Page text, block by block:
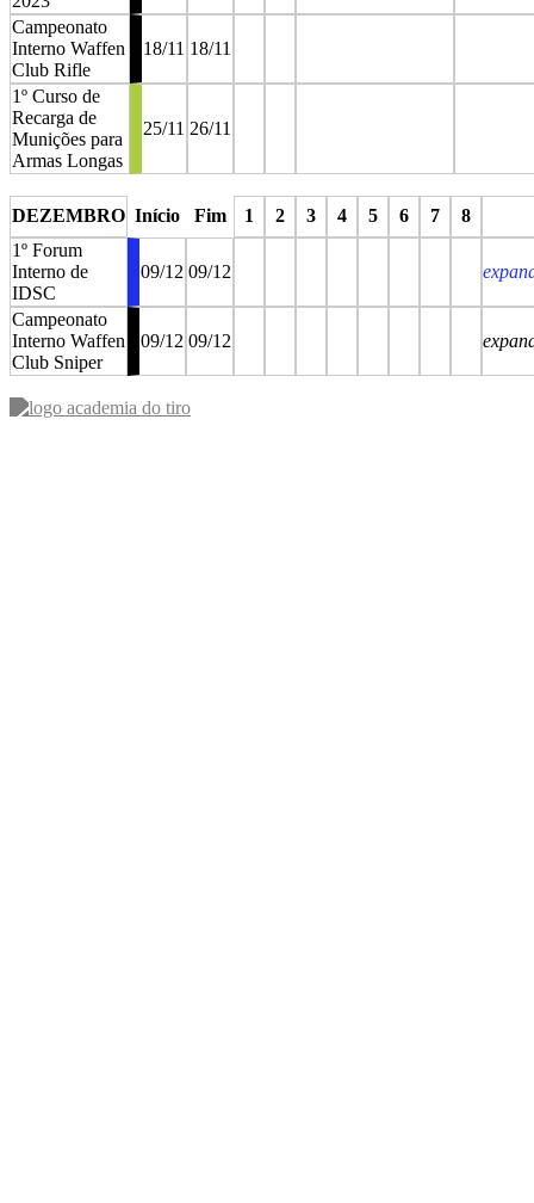
Campeonato
Interno Waffen
Club Rifle
18/11 18/11
1º Curso de
Recarga de
Munições para
Armas Longas
25/11 26/11
DEZEMBRO Início Fim 1 2 3 4 5 6 7
8
1º Forum
Interno de
IDSC
09/12 09/12
Campeonato
Interno Waffen
Club Sniper
09/12 09/12